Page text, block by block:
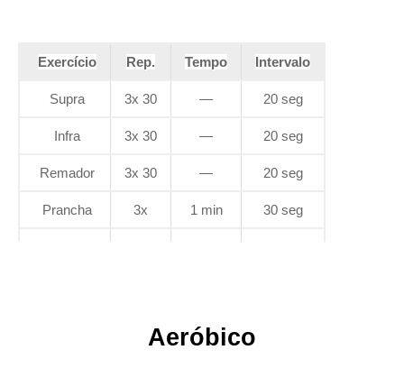
Exercício Rep. Tempo Intervalo
Supra 3x 30 — 20 seg
Infra 3x 30 — 20 seg
Remador 3x 30 — 20 seg
Prancha 3x 1 min 30 seg
Aeróbico